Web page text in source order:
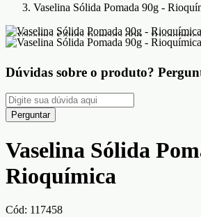
Vaselina Sólida Pomada 90g -
Dúvidas sobre o produto?
Perguntar
Vaselina Sólida
Rioquímica
Cód: 117458